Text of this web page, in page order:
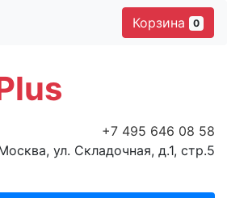
Корзина 0
+7 495 646 08 58
ул. Складочная, д.1, стр.5